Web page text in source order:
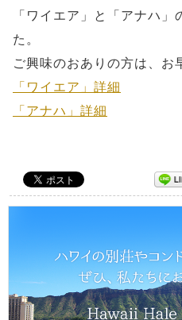
「ワイエア」と「アナハ
た。
ご興味のおありの方は、お
「ワイエア」詳細
「アナハ」詳細